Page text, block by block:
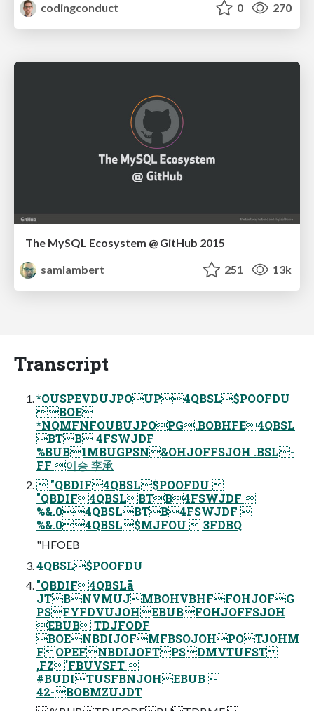
codingconduct
0 270
The MySQL Ecosystem @ GitHub 2015
samlambert
251 13k
Transcript
*OUSPEVDUJPOUP4QBSL$POOFDU
BOE
*NQMFNFOUBUJPOPG.BOBHFE4QBSL
BTB 4FSWJDF
%BUB1MBUGPSN&OHJOFFSJOH .BSL-
FF 이승 李承
 "QBDIF4QBSL$POOFDU 
"QBDIF4QBSLBTB4FSWJDF 
%&.04QBSLBTB4FSWJDF 
%&.04QBSL$MJFOU  3FDBQ
"HFOEB
4QBSL$POOFDU
"QBDIF4QBSLä
JTBNVMUJMBOHVBHFFOHJOFG
PSFYFDVUJOHEBUBFOHJOFFSJOH
EBUB TDJFODF
BOENBDIJOFMFBSOJOHPOTJOHM
FOPEFNBDIJOFTPSDMVTUFST
,FZ'FBUVSFT 
#BUDITUSFBNJOHEBUB 
42-BOBMZUJDT